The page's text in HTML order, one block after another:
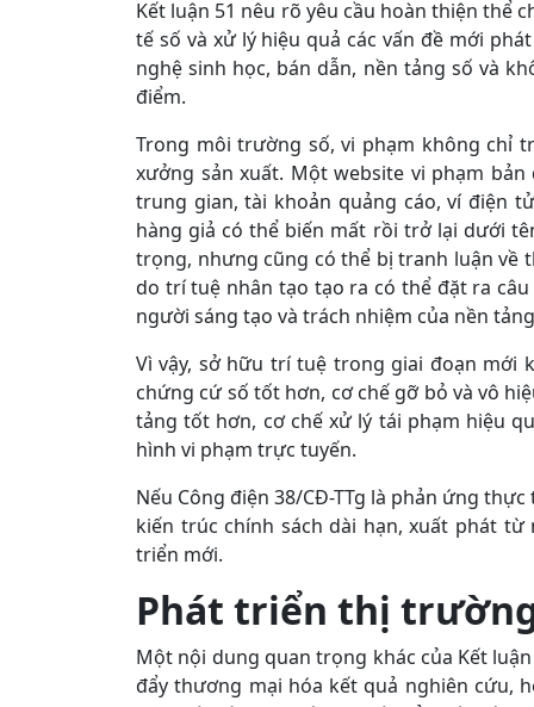
Kết luận 51 nêu rõ yêu cầu hoàn thiện thể
tế số và xử lý hiệu quả các vấn đề mới
nghệ sinh học, bán dẫn, nền tảng số và
điểm.
Trong môi trường số, vi phạm không chỉ
xưởng sản xuất. Một website vi phạm
trung gian, tài khoản quảng cáo, ví điện
hàng giả có thể biến mất rồi trở lại dưới
trọng, nhưng cũng có thể bị tranh luận về
do trí tuệ nhân tạo tạo ra có thể đặt ra
người sáng tạo và trách nhiệm của nền
Vì vậy, sở hữu trí tuệ trong giai đoạn mới
chứng cứ số tốt hơn, cơ chế gỡ bỏ và vô
tảng tốt hơn, cơ chế xử lý tái phạm hiệu
hình vi phạm trực tuyến.
Nếu Công điện 38/CĐ-TTg là phản ứng
kiến trúc chính sách dài hạn, xuất phát
triển mới.
Phát triển thị
Một nội dung quan trọng khác của Kết
đẩy thương mại hóa kết quả nghiên cứu,